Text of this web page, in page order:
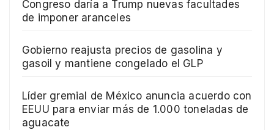
Congreso daría a Trump nuevas facultades
de imponer aranceles
Gobierno reajusta precios de gasolina y
gasoil y mantiene congelado el GLP
Líder gremial de México anuncia acuerdo con
EEUU para enviar más de 1.000 toneladas de
aguacate